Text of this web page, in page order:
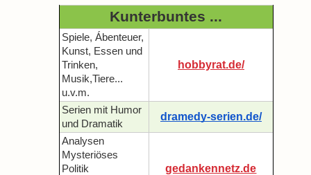
Kunterbuntes ...
Spiele, Ábenteuer,
Kunst, Essen und
Trinken,
Musik,Tiere...
u.v.m.
hobbyrat.de/
Serien mit Humor
und Dramatik
dramedy-serien.de/
Analysen
Mysteriöses
Politik
gedankennetz.de